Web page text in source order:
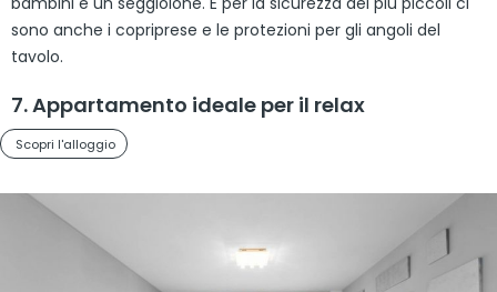
sono anche i copriprese e le protezioni per gli angoli del
tavolo.
7. Appartamento ideale per il relax
Scopri l'alloggio